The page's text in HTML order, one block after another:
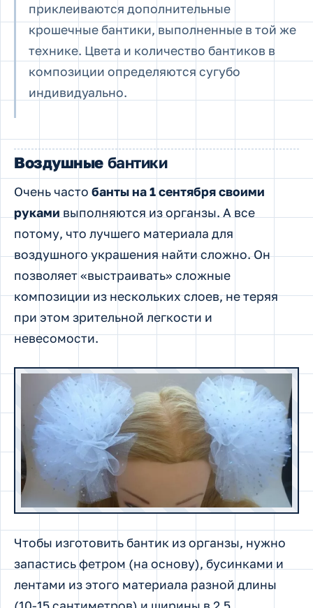
приклеиваются дополнительные
крошечные бантики, выполненные в той же
технике. Цвета и количество бантиков в
композиции определяются сугубо
индивидуально.
Воздушные бантики
Очень часто банты на 1 сентября своими
руками выполняются из органзы. А все
потому, что лучшего материала для
воздушного украшения найти сложно. Он
позволяет «выстраивать» сложные
композиции из нескольких слоев, не теряя
при этом зрительной легкости и
невесомости.
Чтобы изготовить бантик из органзы, нужно
запастись фетром (на основу), бусинками и
лентами из этого материала разной длины